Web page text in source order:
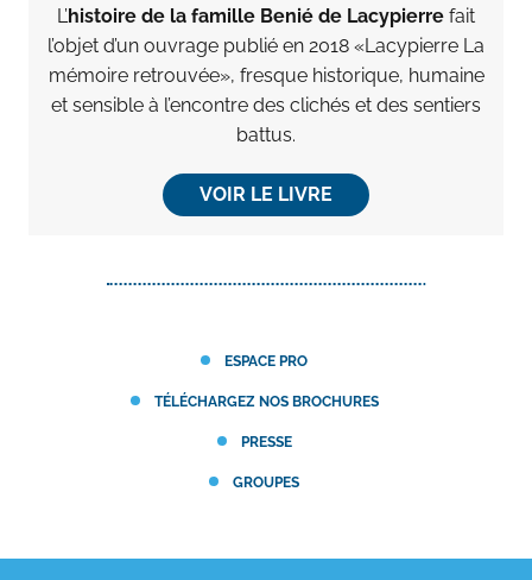
L’histoire de la famille Benié de Lacypierre fait
l’objet d’un ouvrage publié en 2018 «Lacypierre La
mémoire retrouvée», fresque historique, humaine
et sensible à l’encontre des clichés et des sentiers
battus.
VOIR LE LIVRE
ESPACE PRO
TÉLÉCHARGEZ NOS BROCHURES
PRESSE
GROUPES